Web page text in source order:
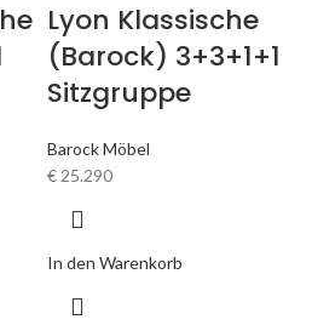
Lyon Klassische
(Barock) 3+3+1+1
Sitzgruppe
Barock Möbel
€25.290
In den Warenkorb